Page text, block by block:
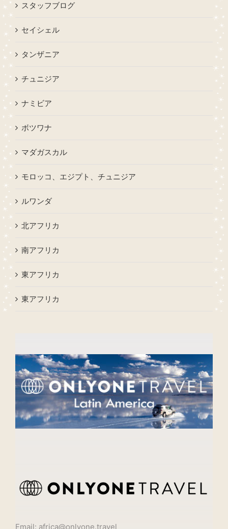
スタッフブログ
セイシェル
タンザニア
チュニジア
ナミビア
ボツワナ
マダガスカル
モロッコ、エジプト、チュニジア
ルワンダ
北アフリカ
南アフリカ
東アフリカ
東アフリカ
Email: africa@onlyone.travel